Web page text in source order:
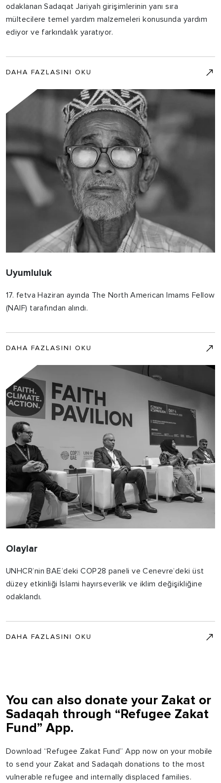
odaklanan Sadaqat Jariyah girişimlerinin yanı sıra
mültecilere temel yardım malzemeleri konusunda yardım
ediyor ve farkındalık yaratıyor.
DAHA FAZLASINI OKU
Uyumluluk
17. fetva Haziran ayında The North American Imams Fellow
(NAIF) tarafından alındı.
DAHA FAZLASINI OKU
Olaylar
UNHCR’nin BAE’deki COP28 paneli ve Cenevre’deki üst
düzey etkinliği İslami hayırseverlik ve iklim değişikliğine
odaklandı.
DAHA FAZLASINI OKU
You can also donate your Zakat or
Sadaqah through “Refugee Zakat
Fund” App.
Download “Refugee Zakat Fund” App now on your mobile
to send your Zakat and Sadaqah donations to the most
vulnerable refugee and internally displaced families.